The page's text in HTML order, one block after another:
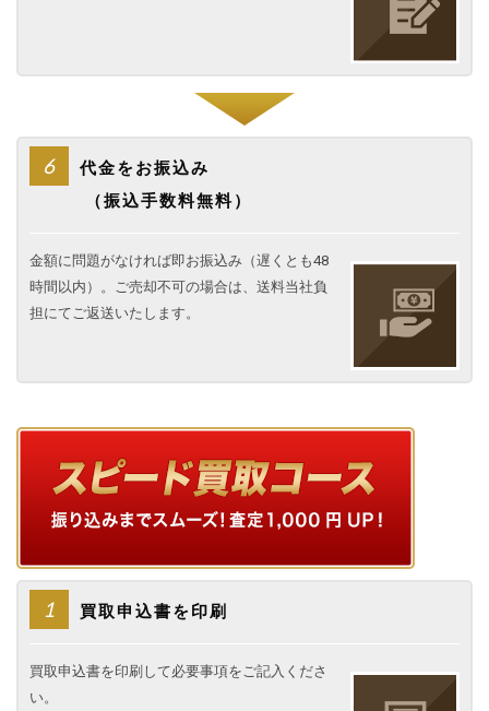
6
代金をお振込み
（振込手数料無料）
金額に問題がなければ即お振込み（遅くとも48
時間以内）。ご売却不可の場合は、送料当社負
担にてご返送いたします。
1 買取申込書を印刷
買取申込書を印刷して必要事項をご記入くださ
い。